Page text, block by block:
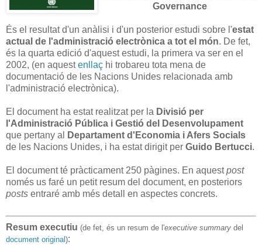
Governance
És el resultat d'un anàlisi i d'un posterior estudi sobre l'estat
actual de l'administració electrònica a tot el món. De fet,
és la quarta edició d'aquest estudi, la primera va ser en el
2002, (en aquestenllaç hi trobareu tota mena de
documentació de les Nacions Unides relacionada amb
l'administració electrònica).
El document ha estat realitzat per la Divisió per
l'Administració Pública i Gestió del Desenvolupament
que pertany al
Departament d'Economia i Afers Socials
de les Nacions Unides, i ha estat dirigit per Guido Bertucci.
El document té pràcticament 250 pàgines. En aquestpost
només us faré un petit resum del document, en posteriors
posts entraré amb més detall en aspectes concrets.
Resum executiu (de fet, és un resum de l'executive summary del
document original):